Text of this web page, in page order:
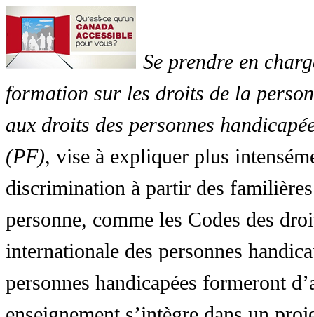
Se prendre en
formation sur les droits de la
aux droits des personnes
(PF), vise à expliquer plus
discrimination à partir des
personne, comme les Codes des
internationale des personnes
personnes handicapées formeront